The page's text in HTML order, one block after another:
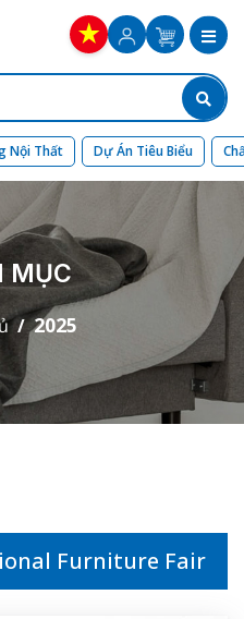
Nội Thất Dự Án Tiêu Biểu
MỤC
2025
Furniture Fair